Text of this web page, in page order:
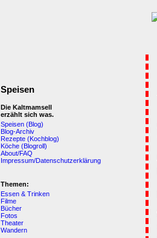
Speisen
Die Kaltmamsell
erzählt sich was.
Speisen (Blog)
Blog-Archiv
Rezepte (Kochblog)
Köche (Blogroll)
About/FAQ
Impressum/Datenschutzerklärung
Themen:
Essen & Trinken
Filme
Bücher
Fotos
Theater
Wandern